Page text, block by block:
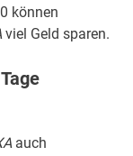
können
viel Geld sparen.
auch